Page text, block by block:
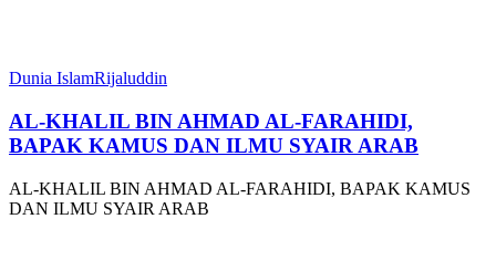
Dunia IslamRijaluddin
AL-KHALIL BIN AHMAD AL-FARAHIDI,
BAPAK KAMUS DAN ILMU SYAIR ARAB
AL-KHALIL BIN AHMAD AL-FARAHIDI, BAPAK KAMUS
DAN ILMU SYAIR ARAB